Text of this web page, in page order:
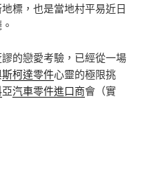
標，也是當地村平易近日
的戀愛考驗，已經從一場
斯柯達零件心靈的極限挑
亞汽車零件進口商會（實